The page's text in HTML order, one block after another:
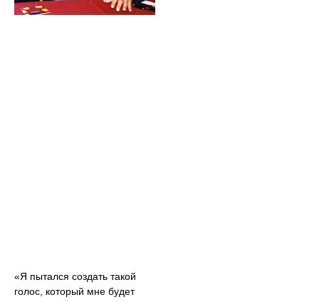
«Я пытался создать такой
голос, который мне будет